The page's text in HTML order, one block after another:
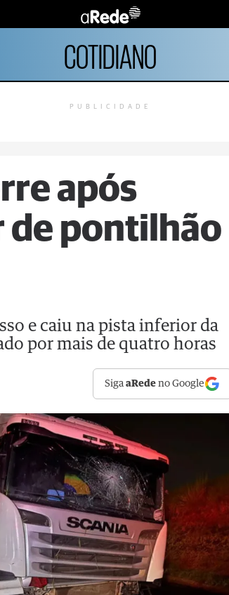
COTIDIANO
PUBLICIDADE
após
de pontilhão
e caiu na pista inferior da
por mais de quatro horas
SigaaRede no Google